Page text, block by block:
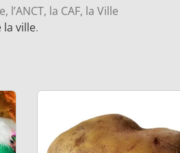
la CAF, la Ville
la ville.